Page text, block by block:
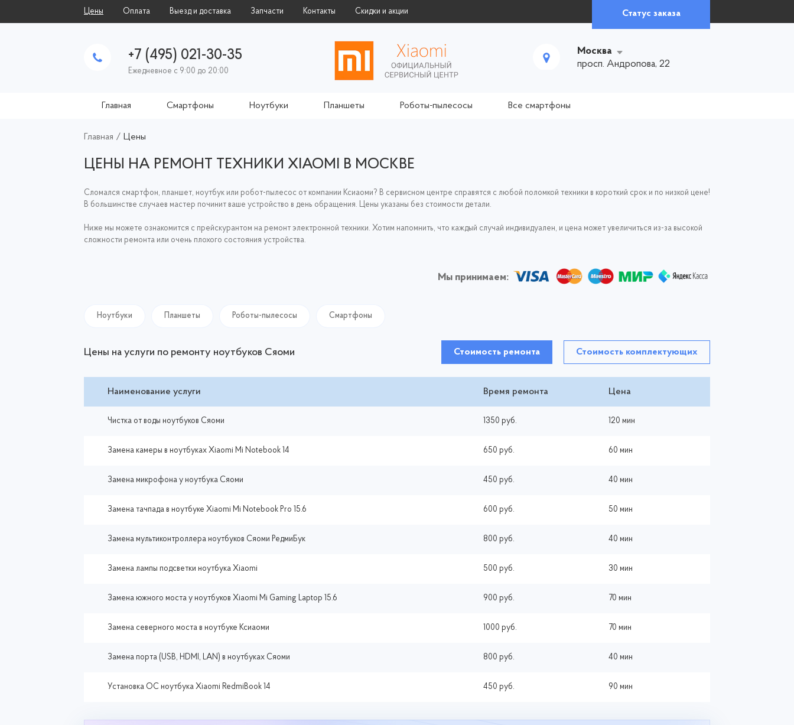
Цены Оплата Выезд и доставка Запчасти Контакты Скидки и акции Статус заказа
+7 (495) 021-30-35
Ежедневное с 9:00 до 20:00
Москва
просп. Андропова, 22
Главная Смартфоны Ноутбуки Планшеты Роботы-пылесосы Все смартфоны
Главная / Цены
ЦЕНЫ НА РЕМОНТ ТЕХНИКИ XIAOMI В МОСКВЕ
Сломался смартфон, планшет, ноутбук или робот-пылесос от компании Ксиаоми? В сервисном центре справятся с любой поломкой техники в короткий срок и по низкой цене!
В большинстве случаев мастер починит ваше устройство в день обращения. Цены указаны без стоимости детали.
Ниже мы можете ознакомится с прейскурантом на ремонт электронной техники. Хотим напомнить, что каждый случай индивидуален, и цена может увеличиться из-за высокой
сложности ремонта или очень плохого состояния устройства.
Мы принимаем:
Ноутбуки Планшеты Роботы-пылесосы Смартфоны
Цены на услуги по ремонту ноутбуков Сяоми Стоимость ремонта Стоимость комплектующих
Наименование услуги Время ремонта Цена
Чистка от воды ноутбуков Сяоми 1350 руб. 120 мин
Замена камеры в ноутбуках Xiaomi Mi Notebook 14 650 руб. 60 мин
Замена микрофона у ноутбука Сяоми 450 руб. 40 мин
Замена тачпада в ноутбуке Xiaomi Mi Notebook Pro 15.6 600 руб. 50 мин
Замена мультиконтроллера ноутбуков Сяоми РедмиБук 800 руб. 40 мин
Замена лампы подсветки ноутбука Xiaomi 500 руб. 30 мин
Замена южного моста у ноутбуков Xiaomi Mi Gaming Laptop 15.6 900 руб. 70 мин
Замена северного моста в ноутбуке Ксиаоми 1000 руб. 70 мин
Замена порта (USB, HDMI, LAN) в ноутбуках Сяоми 800 руб. 40 мин
Установка ОС ноутбука Xiaomi RedmiBook 14 450 руб. 90 мин